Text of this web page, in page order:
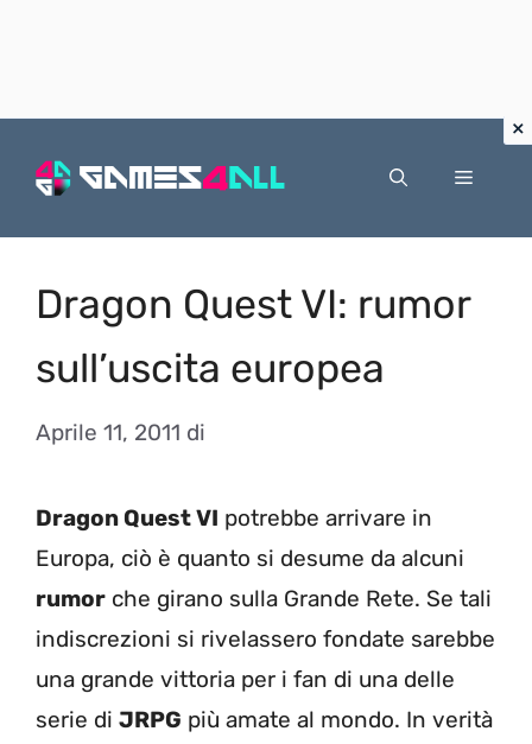
Menu
Dragon Quest VI: rumor
sull’uscita europea
Aprile 11, 2011 di
Dragon Quest VI potrebbe arrivare in
Europa, ciò è quanto si desume da alcuni
rumor che girano sulla Grande Rete. Se tali
indiscrezioni si rivelassero fondate sarebbe
una grande vittoria per i fan di una delle
serie di JRPG più amate al mondo. In verità